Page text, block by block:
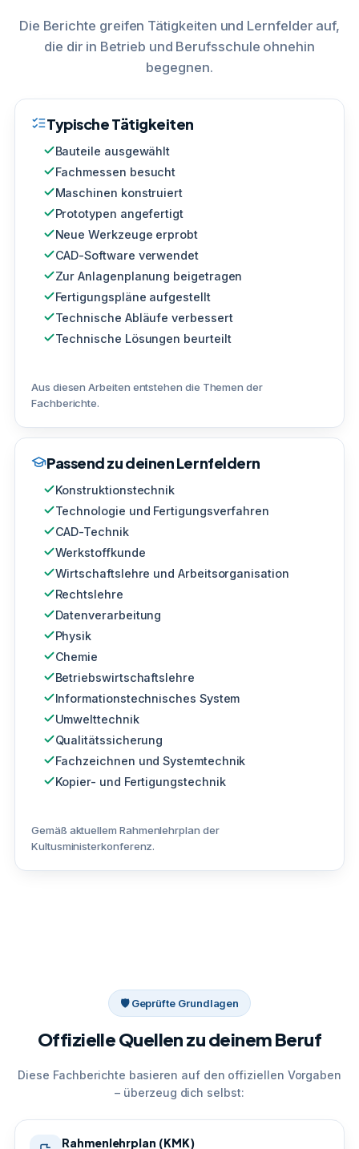
Die Berichte greifen Tätigkeiten und Lernfelder auf,
die dir in Betrieb und Berufsschule ohnehin
begegnen.
Typische Tätigkeiten
Bauteile ausgewählt
Fachmessen besucht
Maschinen konstruiert
Prototypen angefertigt
Neue Werkzeuge erprobt
CAD-Software verwendet
Zur Anlagenplanung beigetragen
Fertigungspläne aufgestellt
Technische Abläufe verbessert
Technische Lösungen beurteilt
Aus diesen Arbeiten entstehen die Themen der
Fachberichte.
Passend zu deinen Lernfeldern
Konstruktionstechnik
Technologie und Fertigungsverfahren
CAD-Technik
Werkstoffkunde
Wirtschaftslehre und Arbeitsorganisation
Rechtslehre
Datenverarbeitung
Physik
Chemie
Betriebswirtschaftslehre
Informationstechnisches System
Umwelttechnik
Qualitätssicherung
Fachzeichnen und Systemtechnik
Kopier- und Fertigungstechnik
Gemäß aktuellem Rahmenlehrplan der
Kultusministerkonferenz.
🛡 Geprüfte Grundlagen
Offizielle Quellen zu deinem Beruf
Diese Fachberichte basieren auf den offiziellen Vorgaben
– überzeug dich selbst:
Rahmenlehrplan (KMK)